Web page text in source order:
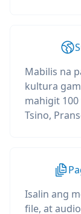
Mabilis na
kultura
mahigit
Tsino,
Isalin ang
file, at